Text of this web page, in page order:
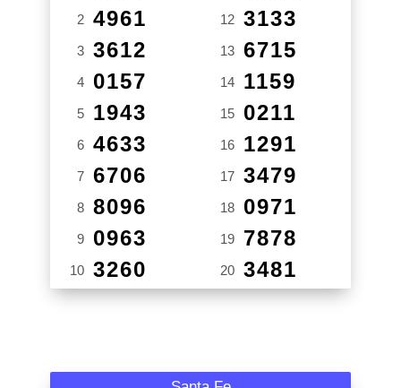
2 4961
3 3612
4 0157
5 1943
6 4633
7 6706
8 8096
9 0963
10 3260
12 3133
13 6715
14 1159
15 0211
16 1291
17 3479
18 0971
19 7878
20 3481